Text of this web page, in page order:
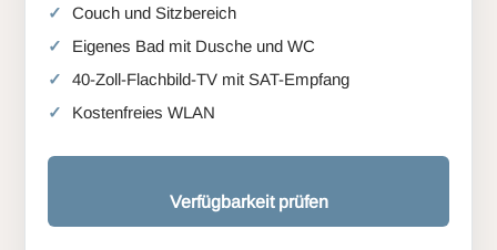
Couch und Sitzbereich
Eigenes Bad mit Dusche und WC
40-Zoll-Flachbild-TV mit SAT-Empfang
Kostenfreies WLAN
Verfügbarkeit prüfen